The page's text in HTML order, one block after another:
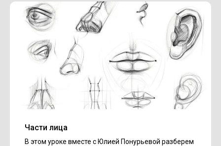
Части лица
В этом уроке вместе с Юлией Понурьевой разберем